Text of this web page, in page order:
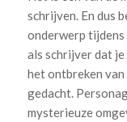
schrijven. En dus
onderwerp tijdens
als schrijver dat
het ontbreken
gedacht.
mysterieuze